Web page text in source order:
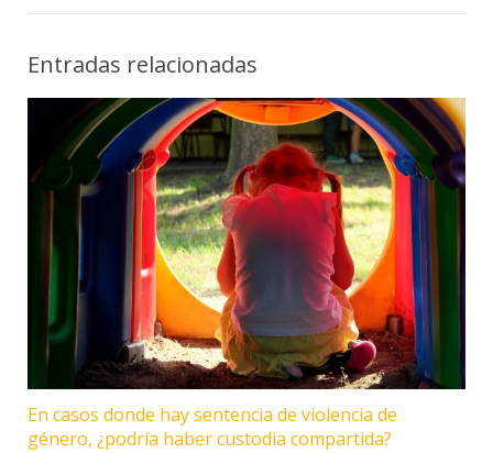
Entradas relacionadas
En casos donde hay sentencia de violencia de
género, ¿podría haber custodia compartida?